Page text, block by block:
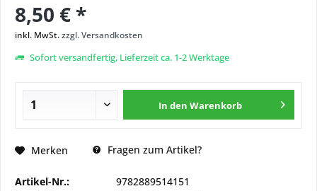
8,50 € *
inkl. MwSt.zzgl. Versandkosten
Sofort versandfertig, Lieferzeit ca. 1-2 Werktage
In den Warenkorb
Merken Fragen zum Artikel?
Artikel-Nr.:
9782889514151